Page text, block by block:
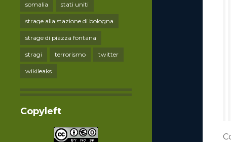
somalia stati uniti
strage alla stazione di bologna
strage di piazza fontana
stragi terrorismo twitter
wikileaks
Copyleft